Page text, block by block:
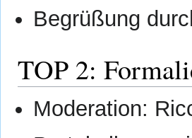
Begrüßung
TOP 2:
Moderation: